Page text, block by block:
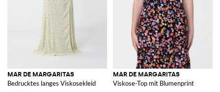
MAR DE MARGARITAS
Bedrucktes langes Viskosekleid
MAR DE MARGARITAS
Viskose-Top mit Blumenprint